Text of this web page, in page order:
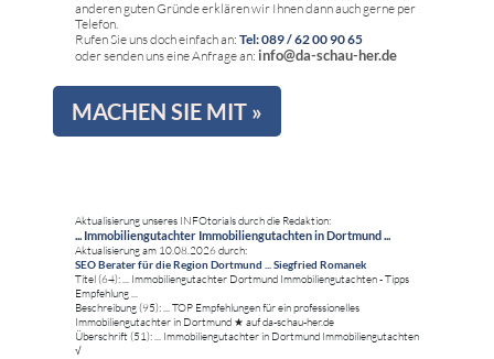
anderen guten Gründe erklären wir Ihnen dann auch gerne per
Telefon.
Rufen Sie uns doch einfach an: Tel: 089 / 62 00 90 65
oder senden uns eine Anfrage an: info@da-schau-her.de
MACHEN SIE MIT »
Aktualisierung unseres INFOtorials durch die Redaktion:
... Immobiliengutachter Immobiliengutachten in Dortmund ...
Aktualisierung am 10.08.2026 durch:
SEO Berater für die Region Dortmund ... Siegfried Romanek
Titel (64): ... Immobiliengutachter Dortmund Immobiliengutachten - Tipps
Empfehlung ...
Beschreibung (95): ... TOP Empfehlungen für ein professionelles
Immobiliengutachter in Dortmund ★ auf da-schau-her.de
Überschrift (51): ... Immobiliengutachter in Dortmund Immobiliengutachten
√